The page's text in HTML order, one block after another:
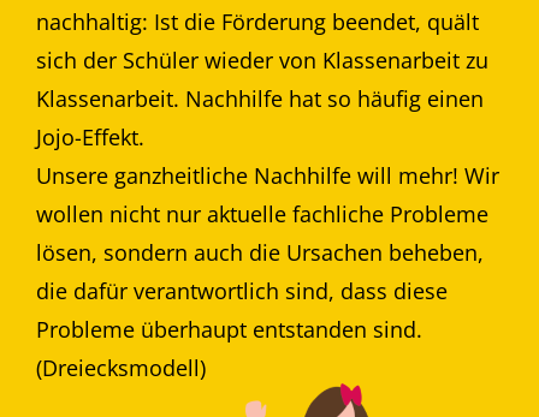
nachhaltig: Ist die Förderung beendet, quält
sich der Schüler wieder von Klassenarbeit zu
Klassenarbeit. Nachhilfe hat so häufig einen
Jojo-Effekt.
Unsere ganzheitliche Nachhilfe will mehr! Wir
wollen nicht nur aktuelle fachliche Probleme
lösen, sondern auch die Ursachen beheben,
die dafür verantwortlich sind, dass diese
Probleme überhaupt entstanden sind.
(Dreiecksmodell)